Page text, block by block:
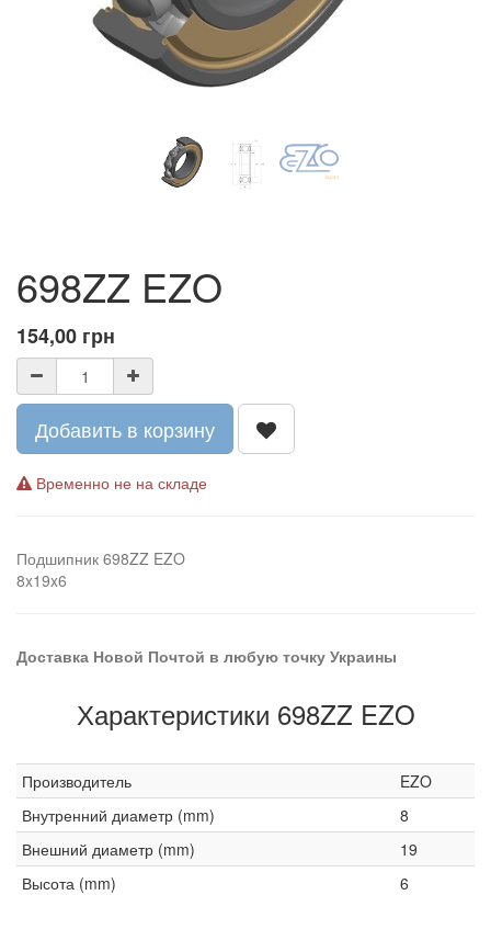
698ZZ EZO
154,00 грн
Добавить в корзину
Временно не на складе
Подшипник 698ZZ EZO
8x19x6
Доставка Новой Почтой в любую точку Украины
Характеристики 698ZZ EZO
Производитель
EZO
Внутренний диаметр (mm)
8
Внешний диаметр (mm)
19
Высота (mm)
6